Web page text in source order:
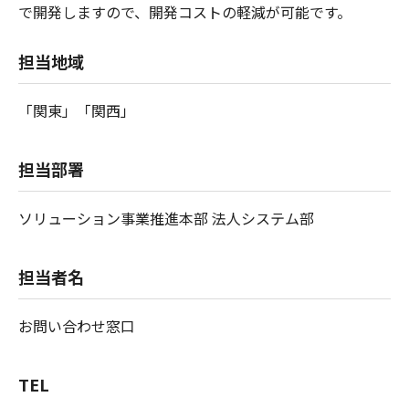
で開発しますので、開発コストの軽減が可能です。
担当地域
「関東」「関西」
担当部署
ソリューション事業推進本部 法人システム部
担当者名
お問い合わせ窓口
TEL